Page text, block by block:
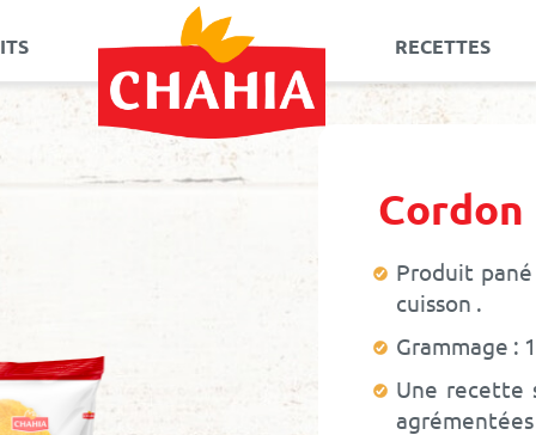
RECETTES
Allez
au
contenu
Cordon
Produit
cuisson
Grammage :
Une recette